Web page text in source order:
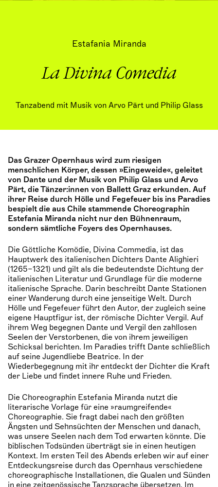
Estafania Miranda
La Divina Comedia
Tanzabend mit Musik von Arvo Pärt und Philip Glass
Das Grazer Opernhaus wird zum riesigen
menschlichen Körper, dessen »Eingeweide«, geleitet
von Dante und der Musik von Philip Glass und Arvo
Pärt, die Tänzer:innen von Ballett Graz erkunden. Auf
ihrer Reise durch Hölle und Fegefeuer bis ins Paradies
bespielt die aus Chile stammende Choreographin
Estefania Miranda nicht nur den Bühnenraum,
sondern sämtliche Foyers des Opernhauses.
Die Göttliche Komödie, Divina Commedia, ist das
Hauptwerk des italienischen Dichters Dante Alighieri
(1265–1321) und gilt als die bedeutendste Dichtung der
italienischen Literatur und Grundlage für die moderne
italienische Sprache. Darin beschreibt Dante Stationen
einer Wanderung durch eine jenseitige Welt. Durch
Hölle und Fegefeuer führt den Autor, der zugleich seine
eigene Hauptfigur ist, der römische Dichter Vergil. Auf
ihrem Weg begegnen Dante und Vergil den zahllosen
Seelen der Verstorbenen, die von ihrem jeweiligen
Schicksal berichten. Im Paradies trifft Dante schließlich
auf seine Jugendliebe Beatrice. In der
Wiederbegegnung mit ihr entdeckt der Dichter die Kraft
der Liebe und findet innere Ruhe und Frieden.
Die Choreographin Estefania Miranda nutzt die
literarische Vorlage für eine »raumgreifende«
Choreographie. Sie fragt dabei nach den größten
Ängsten und Sehnsüchten der Menschen und danach,
was unsere Seelen nach dem Tod erwarten könnte. Die
biblischen Todsünden überträgt sie in einen heutigen
Kontext. Im ersten Teil des Abends erleben wir auf einer
Entdeckungsreise durch das Opernhaus verschiedene
choreographische Installationen, die Qualen und Sünden
in eine zeitgenössische Tanzsprache übersetzen. Im